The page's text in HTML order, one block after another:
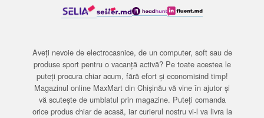
Aveți nevoie de electrocasnice, de un computer, soft sau de
produse sport pentru o vacanță activă? Pe toate acestea le
puteți procura chiar acum, fără efort și economisind timp!
Magazinul online MaxMart din Chișinău vă vine în ajutor și
vă scutește de umblatul prin magazine. Puteți comanda
orice produs chiar de acasă, iar curierul nostru vi-l va livra la